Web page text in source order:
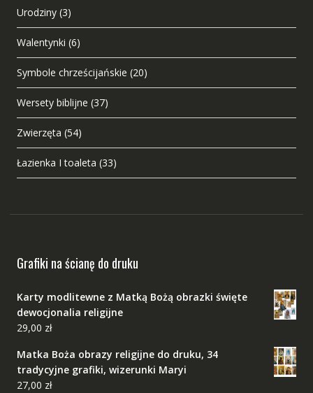
Urodziny (3)
Walentynki (6)
Symbole chrześcijańskie (20)
Wersety biblijne (37)
Zwierzęta (54)
Łazienka I toaleta (33)
Grafiki na ścianę do druku
Karty modlitewne z Matką Bożą obrazki święte
dewocjonalia religijne
29,00 zł
Matka Boża obrazy religijne do druku, 34
tradycyjne grafiki, wizerunki Maryi
27,00 zł